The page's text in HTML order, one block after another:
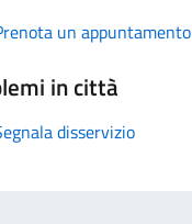
un appuntamento
in città
disservizio